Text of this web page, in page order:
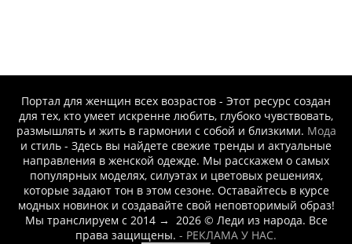
Портал для женщин всех возрастов - Этот ресурс создан
для тех, кто умеет искренне любить, глубоко чувствовать,
размышлять и жить в гармонии с собой и близкими. Мода
и стиль - Здесь вы найдете свежие тренды и актуальные
направления в женской одежде. Мы расскажем о самых
популярных моделях, силуэтах и цветовых решениях,
которые задают тон в этом сезоне. Оставайтесь в курсе
модных новинок и создавайте свой неповторимый образ!
Мы транслируем с 2014→ 2026© Леди из народа. Все
права защищены. - РЕКЛАМА У НАС.